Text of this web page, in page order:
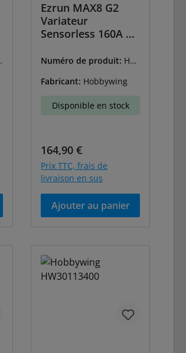
Ezrun MAX8 G2
Variateur
Sensorless 160A 3-
Numéro de produit: HW
Fabricant: Hobbywing
Disponible en stock
Prix régulier :
164,90 €
Prix TTC, frais de
livraison en sus
Ajouter au panier